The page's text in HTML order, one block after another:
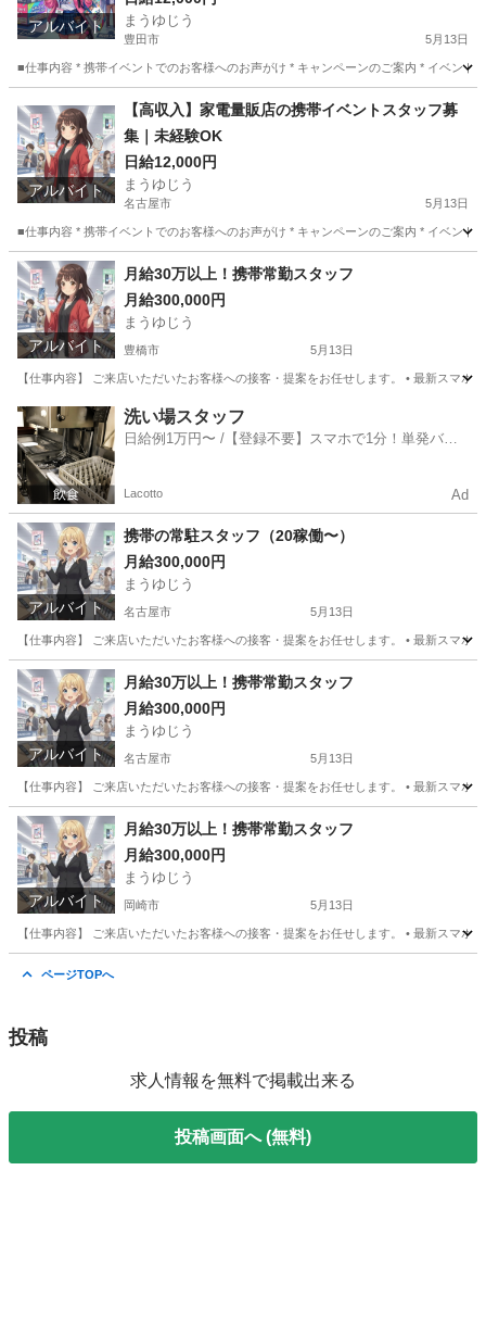
アルバイト まうゆじう
豊田市 5月13日
■仕事内容 * 携帯イベントでのお客様へのお声がけ * キャンペーンのご案内 * イベン
家電量販店 業務
アルバイト
【高収入】家電量販店の携帯イベントスタッフ募
集｜未経験OK
日給12,000円
まうゆじう
名古屋市 5月13日
■仕事内容 * 携帯イベントでのお客様へのお声がけ * キャンペーンのご案内 * イベン
愛知 名古屋市 携帯ショップ スタッフ
アルバイト
月給30万以上！携帯常勤スタッフ
月給300,000円
まうゆじう
豊橋市 5月13日
【仕事内容】 ご来店いただいたお客様への接客・提案をお任せします。 • 最新スマ
愛知 豊橋市 販売 スタッフ
洗い場スタッフ
日給例1万円〜 /【登録不要】スマホで1分！単発バイ
Lacotto Ad
アルバイト
携帯の常駐スタッフ（20稼働〜）
月給300,000円
まうゆじう
名古屋市 5月13日
【仕事内容】 ご来店いただいたお客様への接客・提案をお任せします。 • 最新スマ
愛知 名古屋市 携帯ショップ スタッフ
アルバイト
月給30万以上！携帯常勤スタッフ
月給300,000円
まうゆじう
名古屋市 5月13日
【仕事内容】 ご来店いただいたお客様への接客・提案をお任せします。 • 最新スマ
愛知 名古屋市 携帯ショップ スタッフ
アルバイト
月給30万以上！携帯常勤スタッフ
月給300,000円
まうゆじう
岡崎市 5月13日
【仕事内容】 ご来店いただいたお客様への接客・提案をお任せします。 • 最新スマ
ページTOPへ
投稿
求人情報を無料で掲載出来る
投稿画面へ (無料)